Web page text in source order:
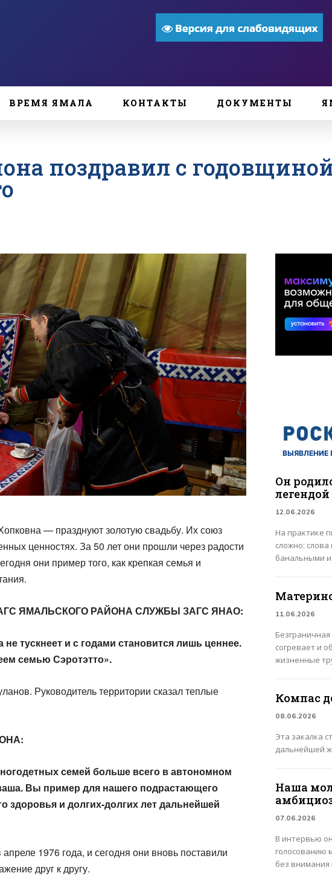
ВРЕМЯ ЯМАЛА КОНТАКТЫ ДОКУМЕНТЫ
поздравил с
— празднуют золотую свадьбу. Их союз
ценностях. За 50 лет они прошли через радости
они пример того, как крепкая семья и
ЯМАЛЬСКОГО РАЙОНА СЛУЖБЫ ЗАГС ЯНАО:​
тускнеет и с годами становится лишь ценнее.
семью Сэротэтто».​
Руководитель территории сказал теплые
семей больше всего в автономном
Вы пример для нашего подрастающего
здоровья и долгих-долгих лет дальнейшей
1976 года, и сегодня они вновь поставили
друг к другу.
ВЫЯВЛЕНИЕ
Он
12.06.2026
На практике
сложно: слова
банальными и
11.06.2026
согревает и
жизненные
Компас
08.06.2026
Эта закалка
дальнейшей
Наша
07.06.2026
В интервью
голосованию
без